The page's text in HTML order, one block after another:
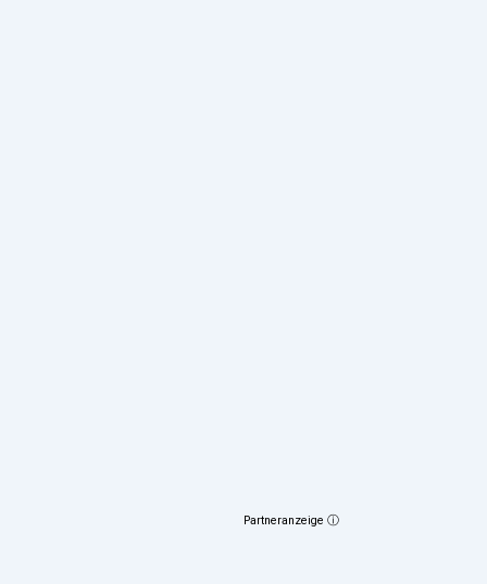
Partneranzeige ⓘ